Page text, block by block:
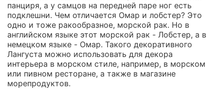
панциря, а у самцов на передней паре ног есть
подклешни. Чем отличается Омар и лобстер? Это
одно и тоже ракообразное, морской рак. Но в
английском языке этот морской рак - Лобстер, а в
немецком языке - Омар. Такого декоративного
Лангуста можно использовать для декора
интерьера в морском стиле, например, в морском
или пивном ресторане, а также в магазине
морепродуктов.